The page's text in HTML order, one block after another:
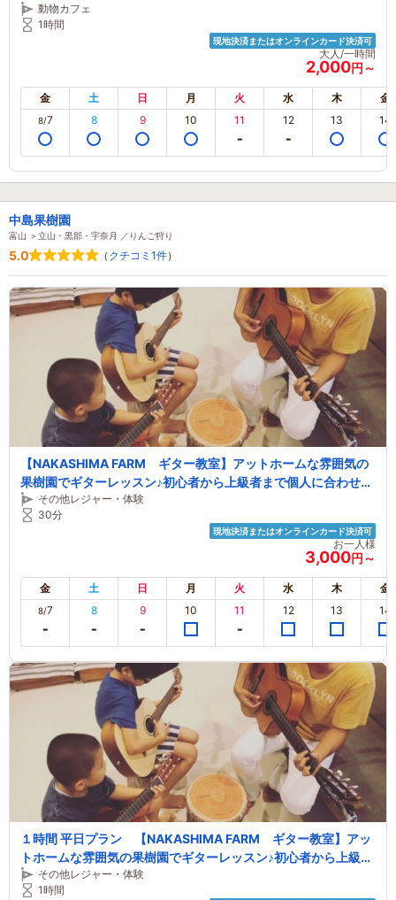
動物カフェ
1時間
現地決済またはオンラインカード決済可
大人/一時間
2,000円～
金 土 日 月 火 水 木 金
8/7 8 9 10 11 12 13 14
中島果樹園
富山 ＞立山・黒部・宇奈月 ／りんご狩り
5.0 （ クチコミ1件）
【NAKASHIMA FARM ギター教室】アットホームな雰囲気の
果樹園でギターレッスン♪初心者から上級者まで個人に合わせて
丁寧に指導致します！！
その他レジャー・体験
30分
現地決済またはオンラインカード決済可
お一人様
3,000円～
金 土 日 月 火 水 木 金
8/7 8 9 10 11 12 13 14
１時間 平日プラン 【NAKASHIMA FARM ギター教室】アッ
トホームな雰囲気の果樹園でギターレッスン♪初心者から上級者
まで個人に合わせて丁寧に指導致します！
その他レジャー・体験
1時間